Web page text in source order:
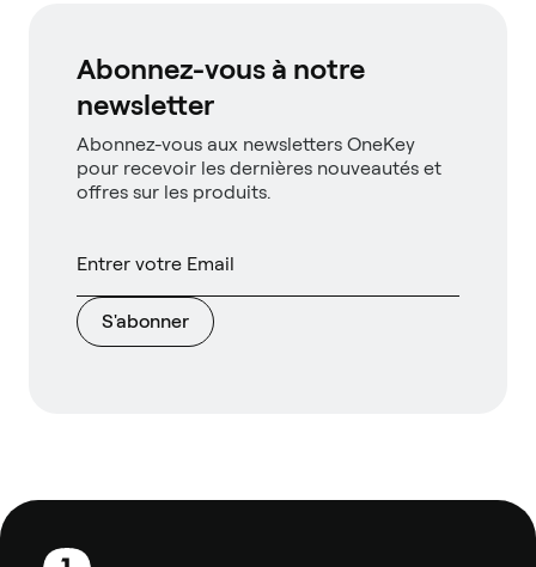
Abonnez-vous à notre
newsletter
Abonnez-vous aux newsletters OneKey
pour recevoir les dernières nouveautés et
offres sur les produits.
S'abonner
Pied